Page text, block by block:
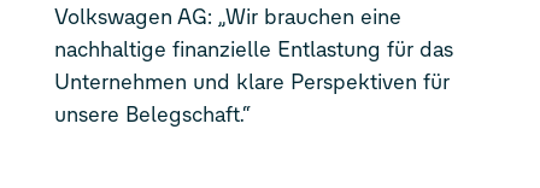
Volkswagen AG: „Wir brauchen eine
nachhaltige finanzielle Entlastung für das
Unternehmen und klare Perspektiven für
unsere Belegschaft.“